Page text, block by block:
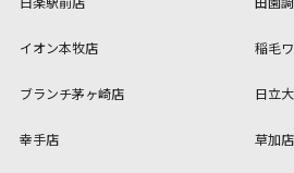
イオン本牧店 稲毛
ブランチ茅ヶ崎店 日立
幸手店 草加店